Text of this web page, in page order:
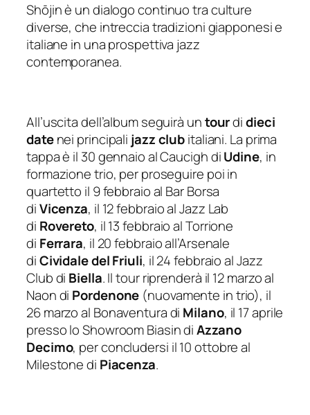
Shōjinè un dialogo continuo tra culture
diverse, che intreccia tradizioni giapponesi e
italiane in una prospettiva jazz
contemporanea.
All’uscita dell’album seguirà untourdidieci
datenei principali jazz clubitaliani. La prima
tappa è il 30 gennaio al Caucigh diUdine, in
formazione trio, per proseguire poi in
quartetto il 9 febbraio al Bar Borsa
diVicenza, il 12 febbraio al Jazz Lab
di Rovereto, il 13 febbraio al Torrione
di Ferrara, il 20 febbraio all’Arsenale
diCividale del Friuli, il 24 febbraio al Jazz
Club di Biella. Il tour riprenderà il 12 marzo al
Naon di Pordenone (nuovamente in trio), il
26 marzo al Bonaventura di Milano, il 17 aprile
presso lo Showroom Biasin diAzzano
Decimo, per concludersi il 10 ottobre al
Milestone di Piacenza.